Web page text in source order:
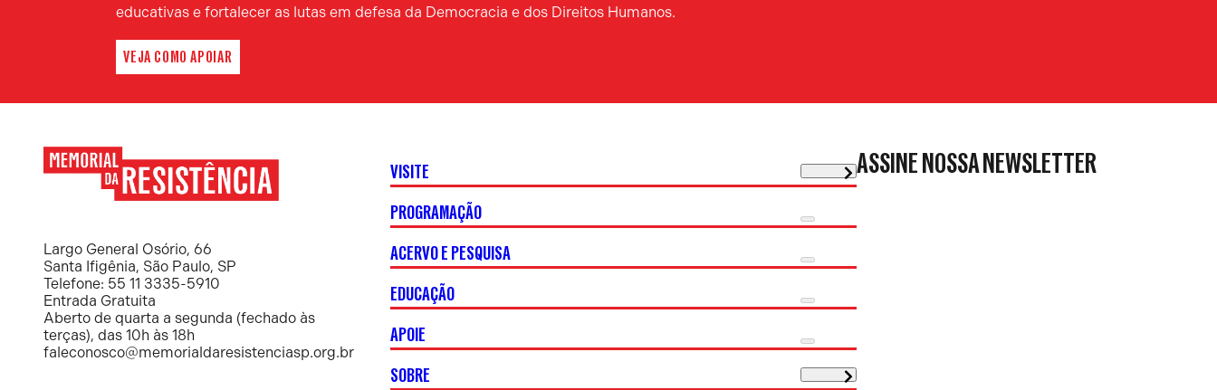
educativas e fortalecer as lutas em defesa da Democracia e dos Direitos Humanos.
VEJA COMO APOIAR
Resistência
Largo General Osório, 66
Santa Ifigênia, São Paulo, SP
Telefone: 55 11 3335-5910
Entrada Gratuita
Aberto de quarta a segunda (fechado às
terças), das 10h às 18h
faleconosco@memorialdaresistenciasp.org.br
VISITE
PROGRAMAÇÃO
ACERVO E PESQUISA
EDUCAÇÃO
APOIE
SOBRE
ASSINE NOSSA NEWSLETTER